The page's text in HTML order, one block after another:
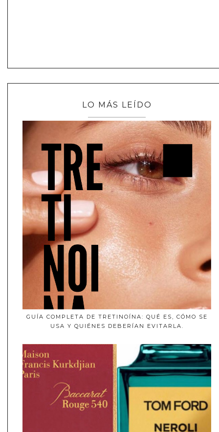
LO MÁS LEÍDO
GUÍA COMPLETA DE TRETINOÍNA: QUÉ ES, CÓMO SE
USA Y QUIÉNES DEBERÍAN EVITARLA.